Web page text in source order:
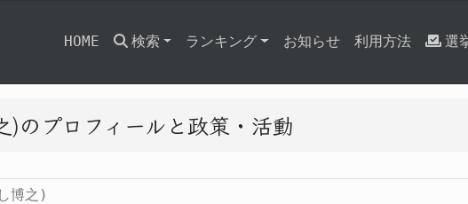
HOME 検索 ランキング お知らせ 利用方法 選
)のプロフィールと政策・活動
博之)